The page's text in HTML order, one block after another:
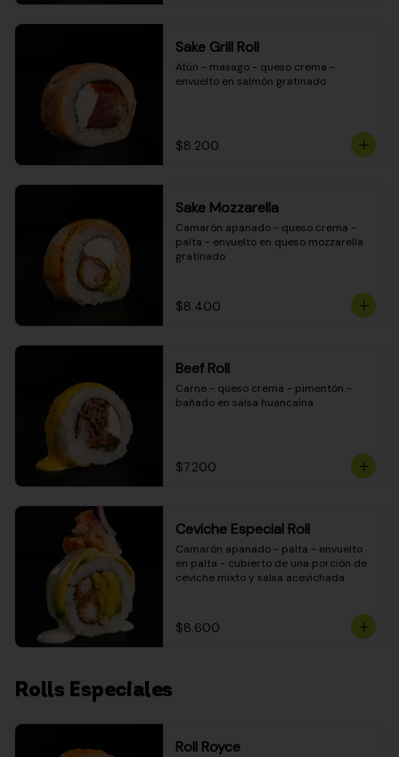
Sake Grill Roll
Atún - masago - queso crema -
envuelto en salmón gratinado
$8.200
Sake Mozzarella
Camarón apanado - queso crema -
palta - envuelto en queso mozzarella
gratinado
$8.400
Beef Roll
Carne - queso crema - pimentón -
bañado en salsa huancaína
$7.200
Ceviche Especial Roll
Camarón apanado - palta - envuelto
en palta - cubierto de una porción de
ceviche mixto y salsa acevichada
$8.600
Rolls Especiales
Roll Royce